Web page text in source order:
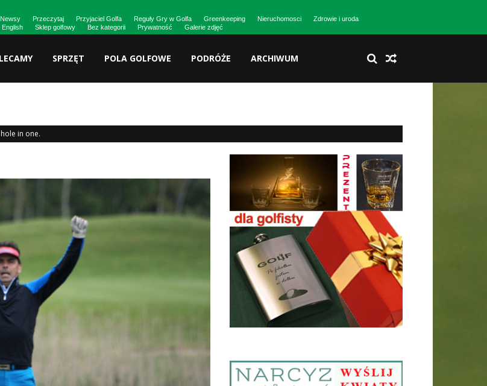
Newsy Przeczytaj Przyjaciel Golfa Reguły Gry w Golfa Greenkeeping Nieruchomosci
Zdrowie i uroda
English Sklep golfowy Bez kategorii Prywatność Galerie zdjęć
SPRZĘT POLA GOLFOWE PODRÓŻE ARCHIWUM
i droga do masowości
in one.